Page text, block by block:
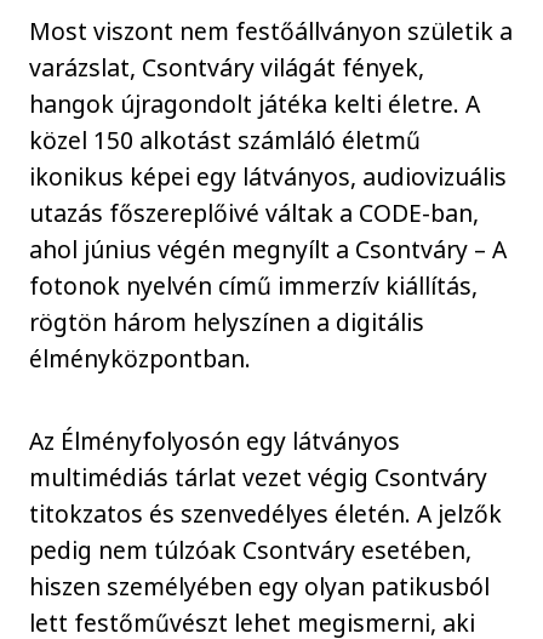
Most viszont nem festőállványon születik a
varázslat, Csontváry világát fények,
hangok újragondolt játéka kelti életre. A
közel 150 alkotást számláló életmű
ikonikus képei egy látványos, audiovizuális
utazás főszereplőivé váltak a CODE-ban,
ahol június végén megnyílt a Csontváry – A
fotonok nyelvén című immerzív kiállítás,
rögtön három helyszínen a digitális
élményközpontban.
Az Élményfolyosón egy látványos
multimédiás tárlat vezet végig Csontváry
titokzatos és szenvedélyes életén. A jelzők
pedig nem túlzóak Csontváry esetében,
hiszen személyében egy olyan patikusból
lett festőművészt lehet megismerni, aki